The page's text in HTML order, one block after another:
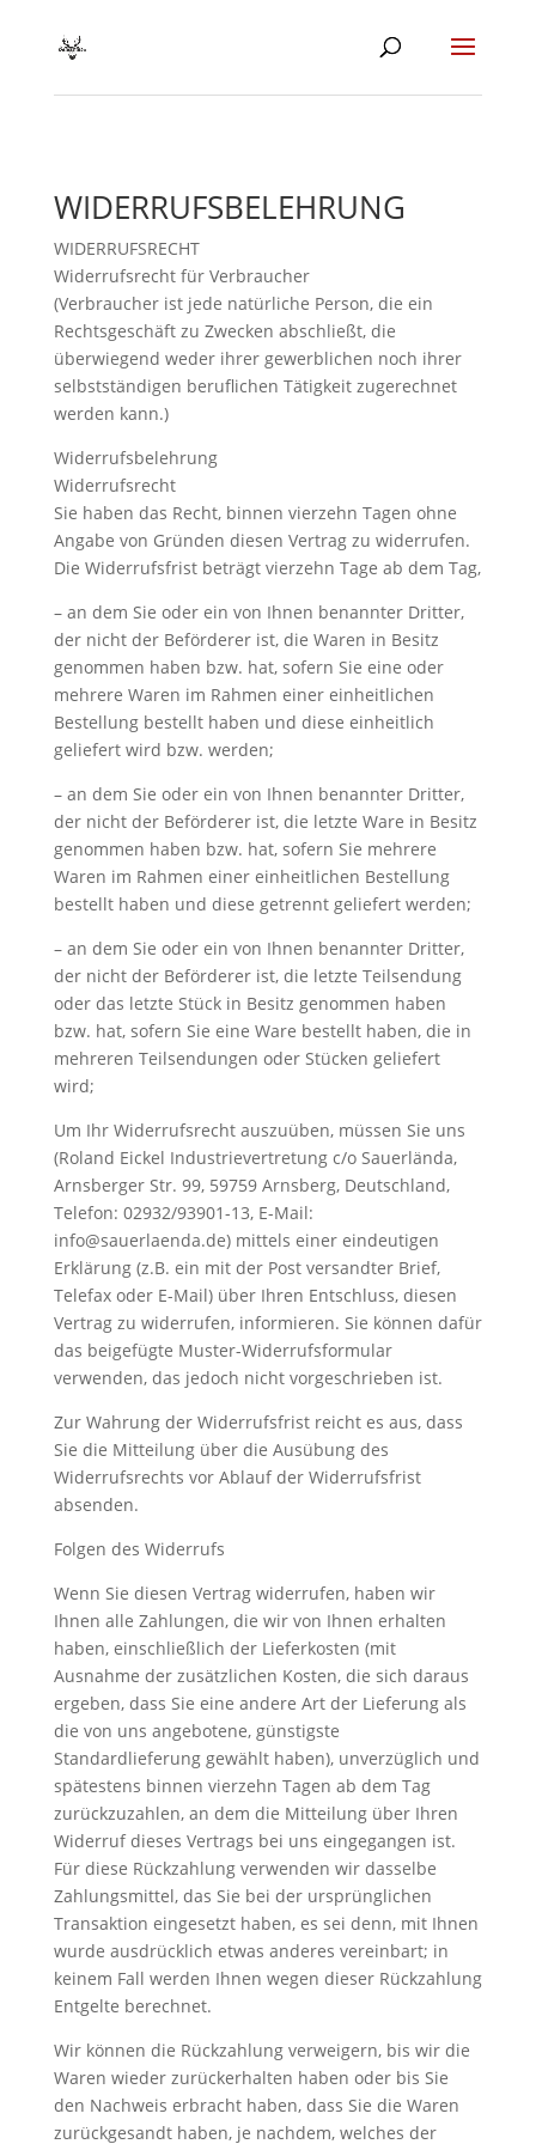
WIDERRUFSBELEHRUNG
WIDERRUFSRECHT
Widerrufsrecht für Verbraucher
(Verbraucher ist jede natürliche Person, die ein
Rechtsgeschäft zu Zwecken abschließt, die
überwiegend weder ihrer gewerblichen noch ihrer
selbstständigen beruflichen Tätigkeit zugerechnet
werden kann.)
Widerrufsbelehrung
Widerrufsrecht
Sie haben das Recht, binnen vierzehn Tagen ohne
Angabe von Gründen diesen Vertrag zu widerrufen.
Die Widerrufsfrist beträgt vierzehn Tage ab dem Tag,
– an dem Sie oder ein von Ihnen benannter Dritter,
der nicht der Beförderer ist, die Waren in Besitz
genommen haben bzw. hat, sofern Sie eine oder
mehrere Waren im Rahmen einer einheitlichen
Bestellung bestellt haben und diese einheitlich
geliefert wird bzw. werden;
– an dem Sie oder ein von Ihnen benannter Dritter,
der nicht der Beförderer ist, die letzte Ware in Besitz
genommen haben bzw. hat, sofern Sie mehrere
Waren im Rahmen einer einheitlichen Bestellung
bestellt haben und diese getrennt geliefert werden;
– an dem Sie oder ein von Ihnen benannter Dritter,
der nicht der Beförderer ist, die letzte Teilsendung
oder das letzte Stück in Besitz genommen haben
bzw. hat, sofern Sie eine Ware bestellt haben, die in
mehreren Teilsendungen oder Stücken geliefert
wird;
Um Ihr Widerrufsrecht auszuüben, müssen Sie uns
(Roland Eickel Industrievertretung c/o Sauerlända,
Arnsberger Str. 99, 59759 Arnsberg, Deutschland,
Telefon: 02932/93901-13, E-Mail:
info@sauerlaenda.de) mittels einer eindeutigen
Erklärung (z.B. ein mit der Post versandter Brief,
Telefax oder E-Mail) über Ihren Entschluss, diesen
Vertrag zu widerrufen, informieren. Sie können dafür
das beigefügte Muster-Widerrufsformular
verwenden, das jedoch nicht vorgeschrieben ist.
Zur Wahrung der Widerrufsfrist reicht es aus, dass
Sie die Mitteilung über die Ausübung des
Widerrufsrechts vor Ablauf der Widerrufsfrist
absenden.
Folgen des Widerrufs
Wenn Sie diesen Vertrag widerrufen, haben wir
Ihnen alle Zahlungen, die wir von Ihnen erhalten
haben, einschließlich der Lieferkosten (mit
Ausnahme der zusätzlichen Kosten, die sich daraus
ergeben, dass Sie eine andere Art der Lieferung als
die von uns angebotene, günstigste
Standardlieferung gewählt haben), unverzüglich und
spätestens binnen vierzehn Tagen ab dem Tag
zurückzuzahlen, an dem die Mitteilung über Ihren
Widerruf dieses Vertrags bei uns eingegangen ist.
Für diese Rückzahlung verwenden wir dasselbe
Zahlungsmittel, das Sie bei der ursprünglichen
Transaktion eingesetzt haben, es sei denn, mit Ihnen
wurde ausdrücklich etwas anderes vereinbart; in
keinem Fall werden Ihnen wegen dieser Rückzahlung
Entgelte berechnet.
Wir können die Rückzahlung verweigern, bis wir die
Waren wieder zurückerhalten haben oder bis Sie
den Nachweis erbracht haben, dass Sie die Waren
zurückgesandt haben, je nachdem, welches der